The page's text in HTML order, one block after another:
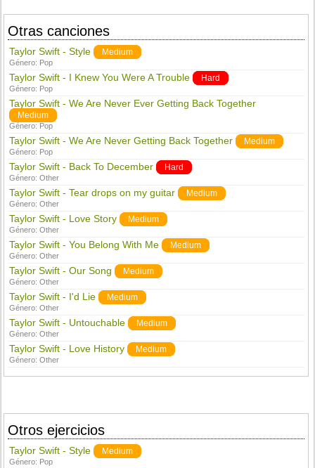
Otras canciones
Taylor Swift - Style Medium
Género: Pop
Taylor Swift - I Knew You Were A Trouble Hard
Género: Pop
Taylor Swift - We Are Never Ever Getting Back Together
Medium
Género: Pop
Taylor Swift - We Are Never Getting Back Together Medium
Género: Pop
Taylor Swift - Back To December Hard
Género:Other
Taylor Swift - Tear drops on my guitar Medium
Género:Other
Taylor Swift - Love Story Medium
Género:Other
Taylor Swift - You Belong With Me Medium
Género:Other
Taylor Swift - Our Song Medium
Género:Other
Taylor Swift - I'd Lie Medium
Género:Other
Taylor Swift - Untouchable Medium
Género:Other
Taylor Swift - Love History Medium
Género:Other
Otros ejercicios
Taylor Swift - Style Medium
Género: Pop